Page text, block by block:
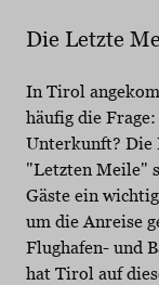
Die Letzte
In Tirol
häufig die
Unterkunft? Die
"Letzten Meile"
Gäste ein
um die Anreise
Flughafen- und
hat Tirol auf